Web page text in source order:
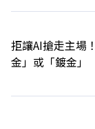
拒讓AI搶走主場
金」或「鍍金」